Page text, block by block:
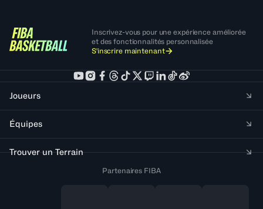
Inscrivez-vous pour une expérience améliorée
et des fonctionnalités personnalisée
S'inscrire maintenant
Joueurs
Équipes
Trouver un Terrain
Partenaires FIBA